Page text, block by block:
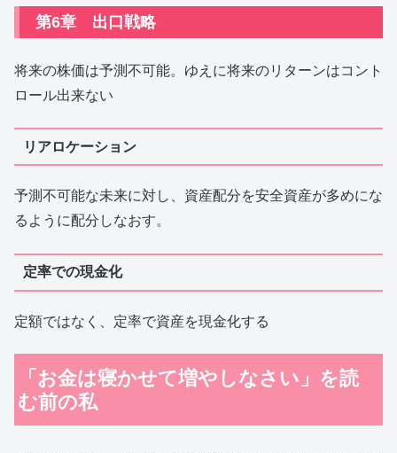
第6章 出口戦略
将来の株価は予測不可能。ゆえに将来のリターンはコント
ロール出来ない
リアロケーション
予測不可能な未来に対し、資産配分を安全資産が多めにな
るように配分しなおす。
定率での現金化
定額ではなく、定率で資産を現金化する
「お金は寝かせて増やしなさい」を読
む前の私